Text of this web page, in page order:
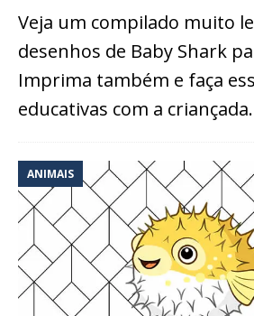
Veja um compilado muito
desenhos de Baby Shark
Imprima também e faça
educativas com a criançada.
ANIMAIS